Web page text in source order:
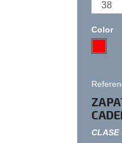
Color
CLASE